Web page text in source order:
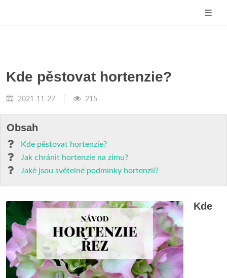
Kde pěstovat hortenzie?
2021-11-27 215
Obsah
Kde pěstovat hortenzie?
Jak chránit hortenzie na zimu?
Jaké jsou světelné podmínky hortenzií?
Kde